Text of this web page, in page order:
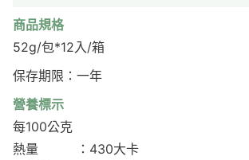
商品規格
52g/包*12入/箱
保存期限：一年
營養標示
每100公克
熱量 ：430大卡